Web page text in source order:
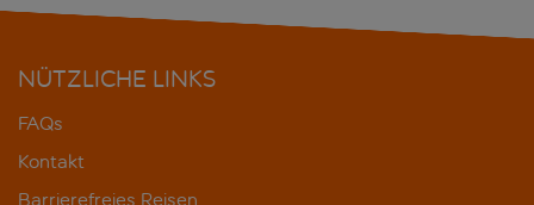
NÜTZLICHE LINKS
FAQs
Kontakt
Barrierefreies Reisen